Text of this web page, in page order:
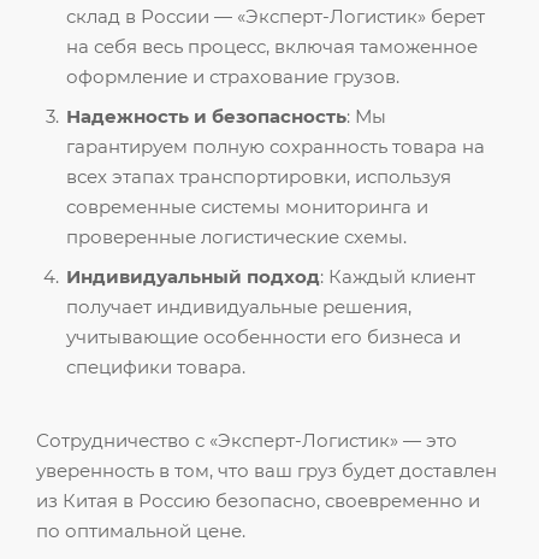
склад в России — «Эксперт-Логистик» берет
на себя весь процесс, включая таможенное
оформление и страхование грузов.
Надежность и безопасность: Мы
гарантируем полную сохранность товара на
всех этапах транспортировки, используя
современные системы мониторинга и
проверенные логистические схемы.
Индивидуальный подход: Каждый клиент
получает индивидуальные решения,
учитывающие особенности его бизнеса и
специфики товара.
Сотрудничество с «Эксперт-Логистик» — это
уверенность в том, что ваш груз будет доставлен
из Китая в Россию безопасно, своевременно и
по оптимальной цене.